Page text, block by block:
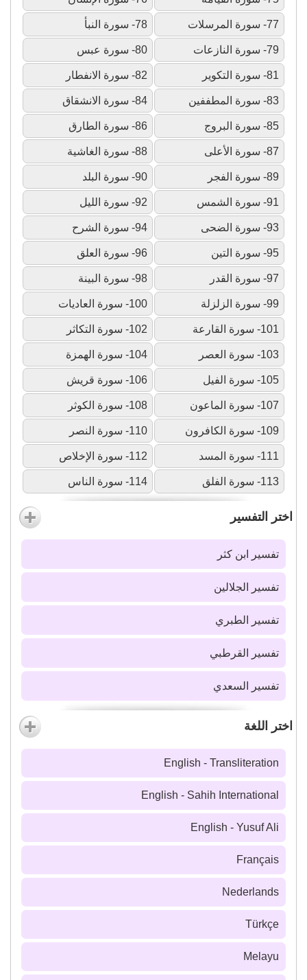
77- سورة المرسلات 78- سورة النبأ
79- سورة النازعات 80- سورة عبس
81- سورة التكوير 82- سورة الانفطار
83- سورة المطففين 84- سورة الانشقاق
85- سورة البروج 86- سورة الطارق
87- سورة الأعلى 88- سورة الغاشية
89- سورة الفجر 90- سورة البلد
91- سورة الشمس 92- سورة الليل
93- سورة الضحى 94- سورة الشرح
95- سورة التين 96- سورة العلق
97- سورة القدر 98- سورة البينة
99- سورة الزلزلة 100- سورة العاديات
101- سورة القارعة 102- سورة التكاثر
103- سورة العصر 104- سورة الهمزة
105- سورة الفيل 106- سورة قريش
107- سورة الماعون 108- سورة الكوثر
109- سورة الكافرون 110- سورة النصر
111- سورة المسد 112- سورة الإخلاص
113- سورة الفلق 114- سورة الناس
اختر التفسير
تفسير ابن كثر
تفسير الجلالين
تفسير الطبري
تفسير القرطبي
تفسير السعدي
اختر اللغة
English - Transliteration
English - Sahih International
English - Yusuf Ali
Français
Nederlands
Türkçe
Melayu